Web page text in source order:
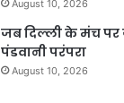
August 10, 2026
जब दिल्ली के मंच पर
पंडवानी परंपरा
August 10, 2026